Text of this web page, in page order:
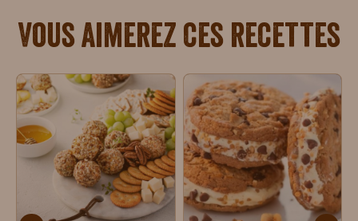
Vous aimerez ces recettes